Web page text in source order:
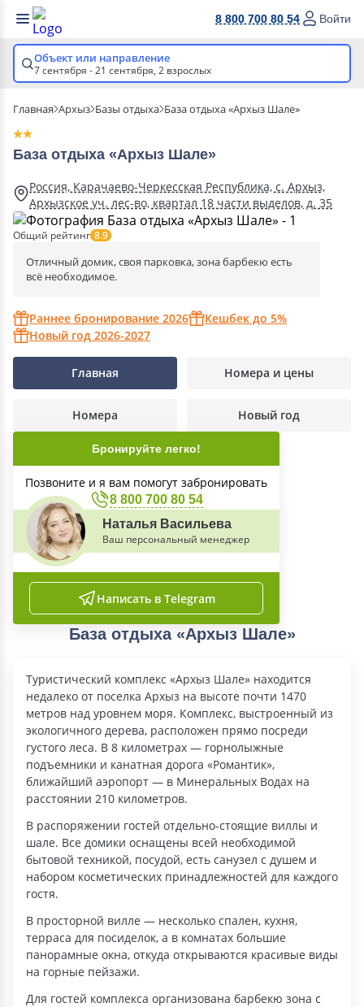
8 800 700 80 54 Войти
Объект или направление
7 сентября - 21 сентября, 2 взрослых
Главная Архыз Базы отдыха База отдыха «Архыз Шале»
База отдыха «Архыз Шале»
Россия, Карачаево-Черкесская Республика, с. Архыз,
Архызское уч. лес-во, квартал 18 части выделов, д. 35
Общий рейтинг 8.9
Отличный домик, своя парковка, зона барбекю есть
всё необходимое.
Раннее бронирование 2026
Кешбек до 5%
Новый год 2026-2027
Главная Номера и цены
Номера Новый год
Бронируйте легко!
Позвоните и я вам помогут забронировать
8 800 700 80 54
Наталья Васильева
Ваш персональный менеджер
Написать в Telegram
База отдыха «Архыз Шале»
Туристический комплекс «Архыз Шале» находится
недалеко от поселка Архыз на высоте почти 1470
метров над уровнем моря. Комплекс, выстроенный из
экологичного дерева, расположен прямо посреди
густого леса. В 8 километрах — горнолыжные
подъемники и канатная дорога «Романтик»,
ближайший аэропорт — в Минеральных Водах на
расстоянии 210 километров.
В распоряжении гостей отдельно-стоящие виллы и
шале. Все домики оснащены всей необходимой
бытовой техникой, посудой, есть санузел с душем и
набором косметических принадлежностей для каждого
гостя.
В просторной вилле — несколько спален, кухня,
терраса для посиделок, а в комнатах большие
панорамные окна, откуда открываются красивые виды
на горные пейзажи.
Для гостей комплекса организована барбекю зона с